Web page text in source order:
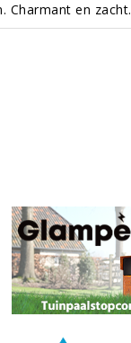
Charmant en zacht.